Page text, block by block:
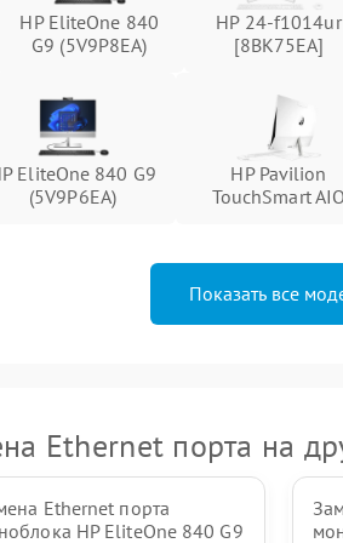
Неисправность тачпада (если есть) 60
Поломка веб-камеры
Неисправность микрофона 60
Неисправность BIOS 60
HP EliteOne 840
G9 (5V9P8EA)
HP 24-f1014ur
[8BK75EA]
EliteOne 840 G9
(5V9P6EA)
HP Pavilion
TouchSmart AIO
Показать все
Ethernet порта на
Ethernet порта
HP EliteOne 840 G9